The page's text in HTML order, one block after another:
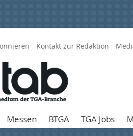
Kontakt zur Redaktion
Messen BTGA TGA Jobs